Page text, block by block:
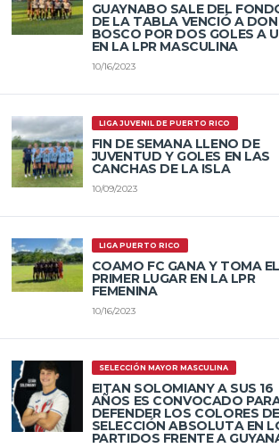
GUAYNABO SALE DEL
DE LA TABLA VENCIÓ A DON
BOSCO POR DOS GOLES A
EN LA LPR MASCULINA
10/16/2023
LIGA JUVENIL DE PUERTO RICO
FIN DE SEMANA LLENO DE
JUVENTUD Y GOLES EN LAS
CANCHAS DE LA ISLA
10/09/2023
LIGA PUERTO RICO
COAMO FC GANA Y TOMA EL
PRIMER LUGAR EN LA LPR
FEMENINA
10/16/2023
SELECCIÓN MAYOR MASCULINA
EITAN SOLOMIANY A SUS 16
AÑOS ES CONVOCADO
DEFENDER LOS COLORES
SELECCIÓN ABSOLUTA EN
PARTIDOS FRENTE A